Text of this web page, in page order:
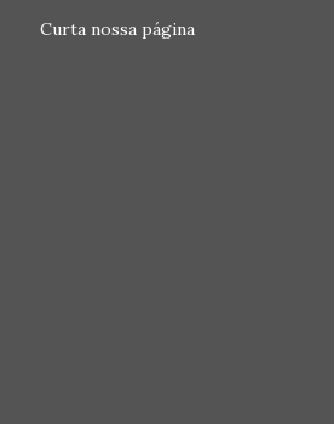
Curta nossa página